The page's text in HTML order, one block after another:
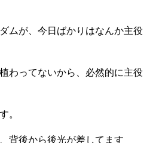
ムが、今日ばかりはなんか主役
わってないから、必然的に主役
。
背後から後光が差してます